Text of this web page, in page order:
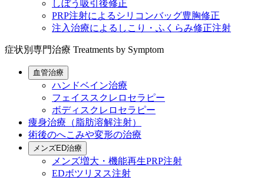
しぼう吸引後修正
PRP注射によるシリコンバッグ豊胸修正
注入治療によるしこり・ふくらみ修正注射
症状別専門治療 Treatments by Symptom
血管治療
ハンドベイン治療
フェイススクレロセラピー
ボディスクレロセラピー
痩身治療（脂肪溶解注射）
術後のへこみや変形の治療
メンズED治療
メンズ増大・機能再生PRP注射
EDボツリヌス注射